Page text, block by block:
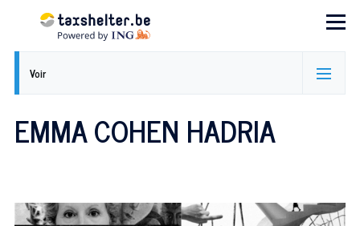
Aller au contenu principal
Menu
ONGLETS
PRINCIPAUX
Voir
EMMA COHEN HADRIA